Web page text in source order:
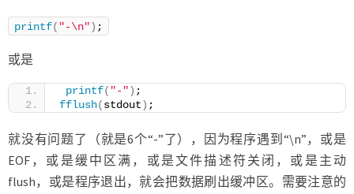
printf( "-\n") ;
或是
printf( "-") ;
fflush(stdout) ;
就没有问题了（就是6个“-”了），因为程序遇到“\n”，或是
EOF，或是缓中区满，或是文件描述符关闭，或是主动
flush，或是程序退出，就会把数据刷出缓冲区。需要注意的